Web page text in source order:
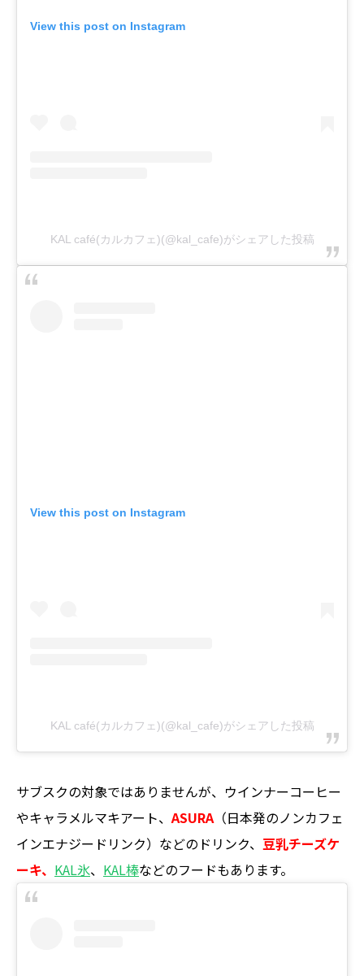
View this post on Instagram
KAL café(カルカフェ)(@kal_cafe)がシェアした投稿
View this post on Instagram
KAL café(カルカフェ)(@kal_cafe)がシェアした投稿
サブスクの対象ではありませんが、ウインナーコーヒー
やキャラメルマキアート、 ASURA （日本発のノンカフェ
インエナジードリンク）などのドリンク、 豆乳チーズケ
ーキ、 KAL氷、 KAL棒などのフードもあります。